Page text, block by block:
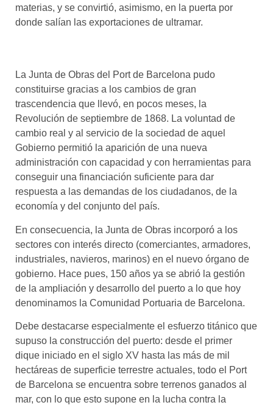
materias, y se convirtió, asimismo, en la puerta por
donde salían las exportaciones de ultramar.
La Junta de Obras del Port de Barcelona pudo
constituirse gracias a los cambios de gran
trascendencia que llevó, en pocos meses, la
Revolución de septiembre de 1868. La voluntad de
cambio real y al servicio de la sociedad de aquel
Gobierno permitió la aparición de una nueva
administración con capacidad y con herramientas para
conseguir una financiación suficiente para dar
respuesta a las demandas de los ciudadanos, de la
economía y del conjunto del país.
En consecuencia, la Junta de Obras incorporó a los
sectores con interés directo (comerciantes, armadores,
industriales, navieros, marinos) en el nuevo órgano de
gobierno. Hace pues, 150 años ya se abrió la gestión
de la ampliación y desarrollo del puerto a lo que hoy
denominamos la Comunidad Portuaria de Barcelona.
Debe destacarse especialmente el esfuerzo titánico que
supuso la construcción del puerto: desde el primer
dique iniciado en el siglo XV hasta las más de mil
hectáreas de superficie terrestre actuales, todo el Port
de Barcelona se encuentra sobre terrenos ganados al
mar, con lo que esto supone en la lucha contra la